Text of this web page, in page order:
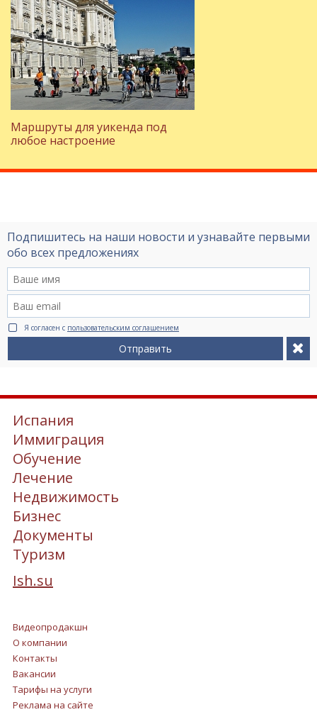
Маршруты для уикенда под
любое настроение
Подпишитесь на наши новости и узнавайте первыми
обо всех предложениях
Я согласен с пользовательским соглашением
Отправить
Испания
Иммиграция
Обучение
Лечение
Недвижимость
Бизнес
Документы
Туризм
Ish.su
Видеопродакшн
О компании
Контакты
Вакансии
Тарифы на услуги
Реклама на сайте